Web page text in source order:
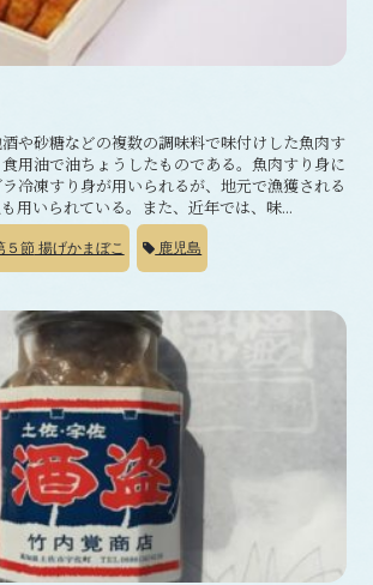
や砂糖などの複数の調味料で味付けした魚肉す
用油で油ちょうしたものである。魚肉すり身に
冷凍すり身が用いられるが、地元で漁獲される
用いられている。また、近年では、味...
５節揚げかまぼこ 鹿児島